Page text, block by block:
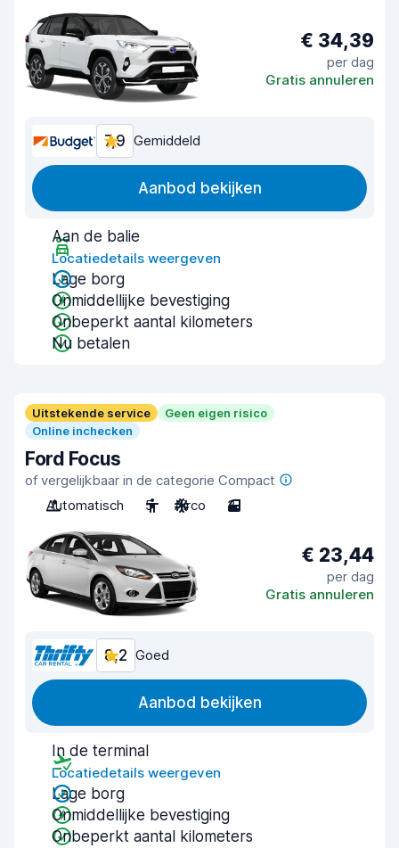
€ 34,39
per dag
Gratis annuleren
7,9 Gemiddeld
Aanbod bekijken
Aan de balie
Locatiedetails weergeven
Lage borg
Onmiddellijke bevestiging
Onbeperkt aantal kilometers
Nu betalen
Uitstekende service
Geen eigen risico
Online inchecken
Ford Focus
of vergelijkbaar in de categorie Compact
Automatisch
5 Airco 3
€ 23,44
per dag
Gratis annuleren
8,2 Goed
Aanbod bekijken
In de terminal
Locatiedetails weergeven
Lage borg
Onmiddellijke bevestiging
Onbeperkt aantal kilometers